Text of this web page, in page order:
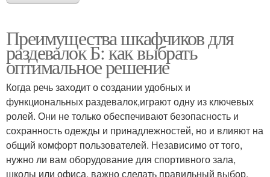
Преимущества шкафчиков для
раздевалок Б: как выбрать
оптимальное решение
Когда речь заходит о создании удобных и
функциональных раздевалок,играют одну из ключевых
ролей. Они не только обеспечивают безопасность и
сохранность одежды и принадлежностей, но и влияют на
общий комфорт пользователей. Независимо от того,
нужно ли вам оборудование для спортивного зала,
школы или офиса, важно сделать правильный выбор.